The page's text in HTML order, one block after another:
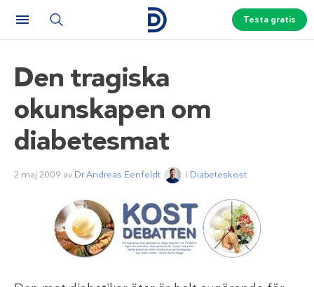
Testa gratis
Den tragiska
okunskapen om
diabetesmat
2 maj 2009 av Dr Andreas Eenfeldt i Diabeteskost